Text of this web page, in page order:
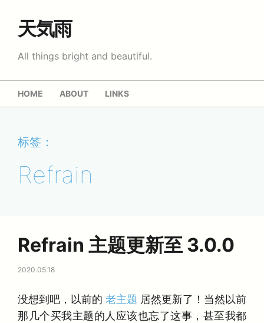
天気雨
All things bright and beautiful.
HOME ABOUT LINKS
标签：
Refrain
Refrain 主题更新至 3.0.0
2020.05.18
没想到吧，以前的 老主题 居然更新了！当然以前
那几个买我主题的人应该也忘了这事，甚至我都